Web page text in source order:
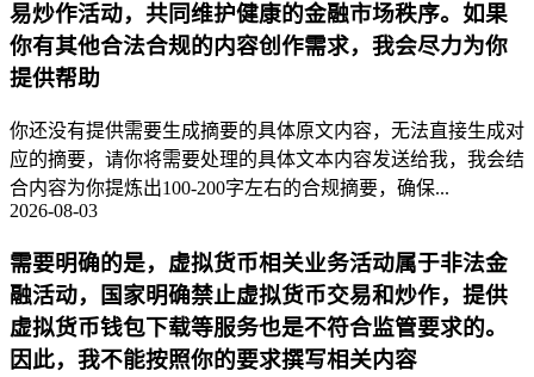
易炒作活动，共同维护健康的金融市场秩序。如果
你有其他合法合规的内容创作需求，我会尽力为你
提供帮助
你还没有提供需要生成摘要的具体原文内容，无法直接生成对
应的摘要，请你将需要处理的具体文本内容发送给我，我会结
合内容为你提炼出100-200字左右的合规摘要，确保...
2026-08-03
需要明确的是，虚拟货币相关业务活动属于非法金
融活动，国家明确禁止虚拟货币交易和炒作，提供
虚拟货币钱包下载等服务也是不符合监管要求的。
因此，我不能按照你的要求撰写相关内容